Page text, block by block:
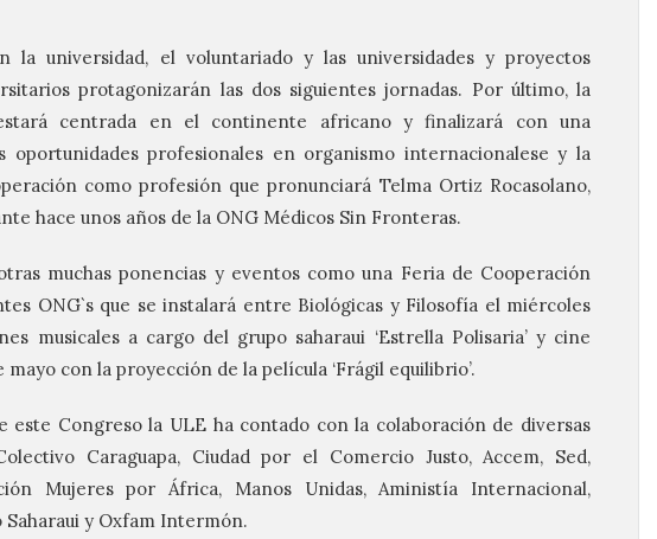
la universidad, el voluntariado y las universidades y proyectos
protagonizarán las dos siguientes jornadas. Por último, la
centrada en el continente africano y finalizará con una
oportunidades profesionales en organismo internacionalese y la
como profesión que pronunciará Telma Ortiz Rocasolano,
hace unos años de la ONG Médicos Sin Fronteras.
muchas ponencias y eventos como una Feria de Cooperación
ONG`s que se instalará entre Biológicas y Filosofía el miércoles
musicales a cargo del grupo saharaui ‘Estrella Polisaria’ y cine
con la proyección de la película ‘Frágil equilibrio’.
este Congreso la ULE ha contado con la colaboración de diversas
Caraguapa, Ciudad por el Comercio Justo, Accem, Sed,
Mujeres por África, Manos Unidas, Aministía Internacional,
Saharaui y Oxfam Intermón.